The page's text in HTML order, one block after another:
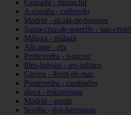
Granada - monachil
A-coruña - culleredo
Madrid - alcalá-de-henares
Santa-cruz-de-tenerife - san-
Málaga - málaga
Alicante - elx
Pontevedra - o-grove
Illes-balears - ses-salines
Girona - lloret-de-mar
Pontevedra - cambados
álava - eskuernaga
Madrid - getafe
Sevilla - dos-hermanas